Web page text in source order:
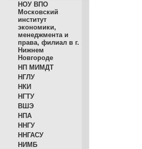
НОУ ВПО
Московский
институт
экономики,
менеджмента и
права, филиал в г.
Нижнем
Новгороде
НП МИМДТ
НГЛУ
НКИ
НГТУ
ВШЭ
НПА
ННГУ
ННГАСУ
НИМБ